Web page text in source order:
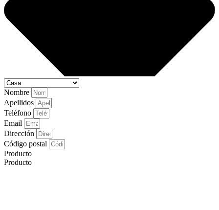
Nombre
Apellidos
Teléfono
Email
Dirección
Código postal
Producto
Producto